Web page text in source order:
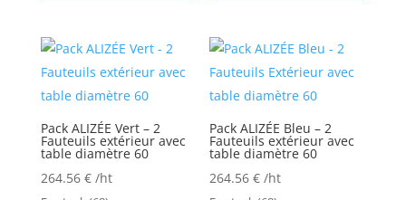
Les
options
peuvent
être
choisies
sur
Pack ALIZÉE Vert – 2
Fauteuils extérieur avec
table diamètre 60
264.56 € /ht
Pack ALIZÉE Bleu – 2
Fauteuils extérieur avec
table diamètre 60
264.56€ /ht